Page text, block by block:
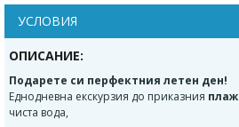
УСЛОВИЯ
ОПИСАНИЕ:
Подарете си перфектния летен ден!
Еднодневна екскурзия до приказния
чиста вода,